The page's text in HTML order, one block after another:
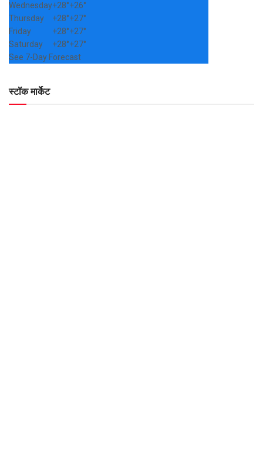
Wednesday+28°+26°
Thursday
+28°+27°
Friday
+28°+27°
Saturday
+28°+27°
See 7-Day Forecast
स्टॉक मार्केट